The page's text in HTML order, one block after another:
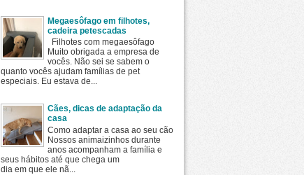
Megaesôfago em filhotes,
cadeira petescadas
Filhotes com megaesôfago
Muito obrigada a empresa de
vocês. Não sei se sabem o
quanto vocês ajudam famílias de pet
especiais. Eu estava de...
Cães, dicas de adaptação da
casa
Como adaptar a casa ao seu cão
Nossos animaizinhos durante
anos acompanham a família e
seus hábitos até que chega um
dia em que ele nã...